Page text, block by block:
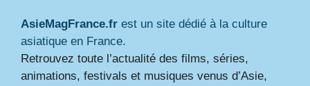
AsieMagFrance.fr est un site dédié à la culture
asiatique en France.
Retrouvez toute l’actualité des films, séries,
animations, festivals et musiques venus d’Asie,